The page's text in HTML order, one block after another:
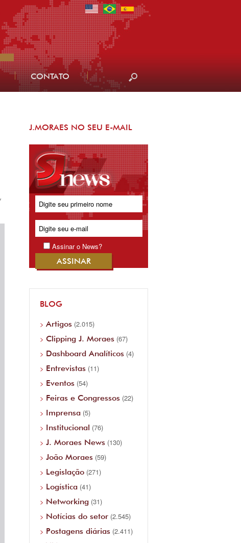
CONTATO
J.MORAES NO SEU E-MAIL
Assinar o News?
BLOG
Artigos (2.015)
Clipping J. Moraes (67)
Dashboard Analíticos (4)
Entrevistas (11)
Eventos (54)
Feiras e Congressos (22)
Imprensa (5)
Institucional (76)
J. Moraes News (130)
João Moraes (59)
Legislação (271)
Logística (41)
Networking (31)
Notícias do setor (2.545)
Postagens diárias (2.411)